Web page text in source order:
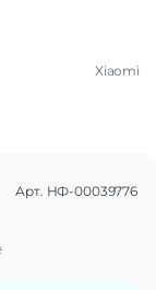
Xiaomi
Арт. НФ-00039776